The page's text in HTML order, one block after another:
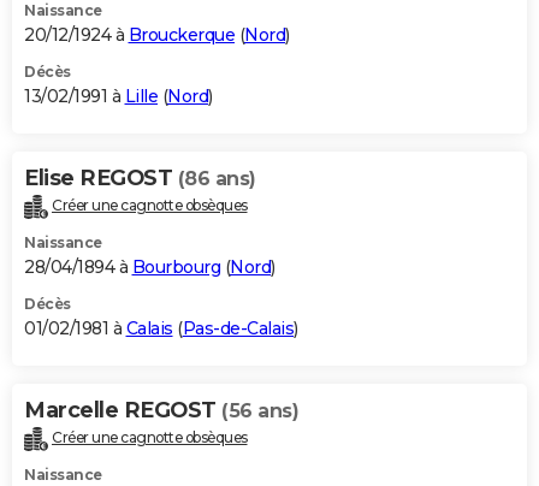
Naissance
20/12/1924 à Brouckerque (Nord)
Décès
13/02/1991 à Lille (Nord)
Elise REGOST (86 ans)
Créer une cagnotte obsèques
Naissance
28/04/1894 à Bourbourg (Nord)
Décès
01/02/1981 à Calais (Pas-de-Calais)
Marcelle REGOST (56 ans)
Créer une cagnotte obsèques
Naissance